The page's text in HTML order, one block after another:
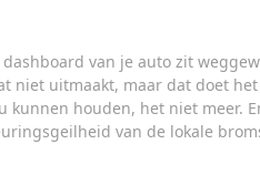
van je auto zit
niet uitmaakt, maar dat doet
houden, het niet meer.
van de lokale